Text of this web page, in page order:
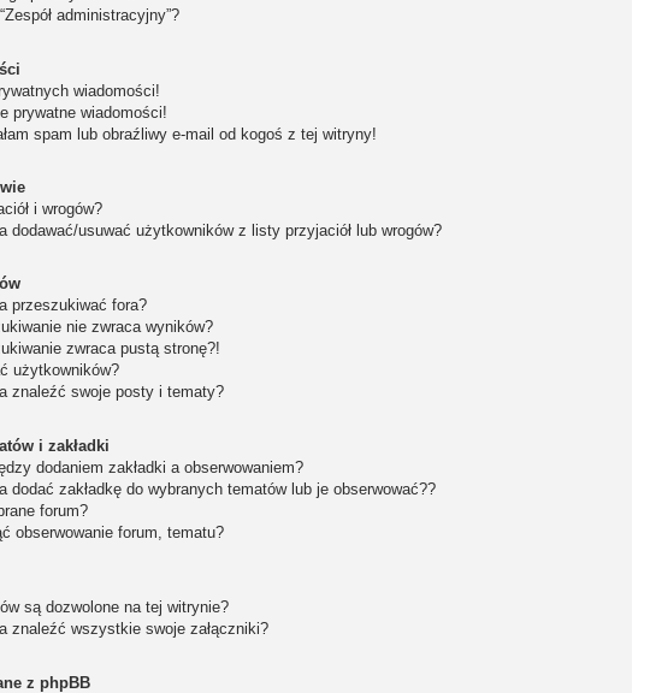
administracyjny”?
wiadomości!
prywatne wiadomości!
spam lub obraźliwy e-mail od kogoś z tej witryny!
i wrogów?
dodawać/usuwać użytkowników z listy przyjaciół lub wrogów?
przeszukiwać fora?
nie zwraca wyników?
zwraca pustą stronę?!
użytkowników?
znaleźć swoje posty i tematy?
i zakładki
dodaniem zakładki a obserwowaniem?
dodać zakładkę do wybranych tematów lub je obserwować??
forum?
obserwowanie forum, tematu?
są dozwolone na tej witrynie?
znaleźć wszystkie swoje załączniki?
z phpBB